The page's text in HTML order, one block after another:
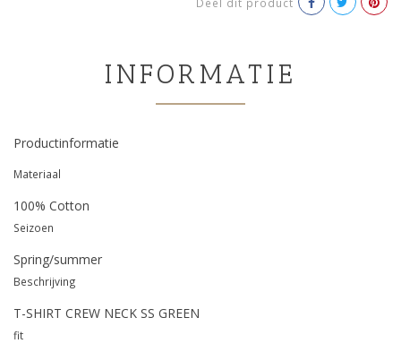
Deel dit product
INFORMATIE
Productinformatie
Materiaal
100% Cotton
Seizoen
Spring/summer
Beschrijving
T-SHIRT CREW NECK SS GREEN
fit